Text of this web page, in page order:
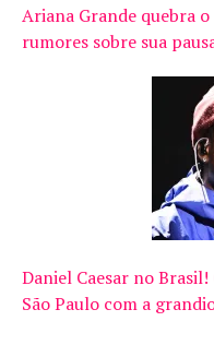
Ariana Grande quebra
rumores sobre sua
Daniel Caesar no
São Paulo com a